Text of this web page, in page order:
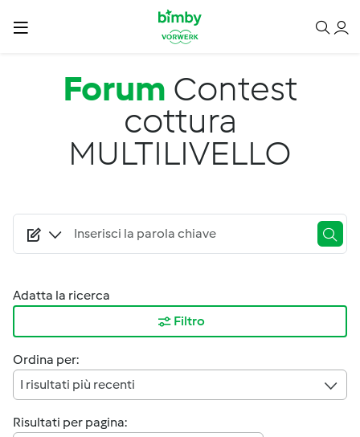
Salta al contenuto principale
Forum Contest
cottura
MULTILIVELLO
Adatta la ricerca
Filtro
Ordina per:
I risultati più recenti
Risultati per pagina: